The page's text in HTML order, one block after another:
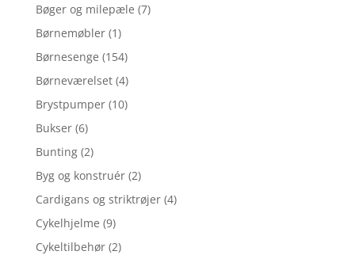
Bøger og milepæle (7)
Børnemøbler (1)
Børnesenge (154)
Børneværelset (4)
Brystpumper (10)
Bukser (6)
Bunting (2)
Byg og konstruér (2)
Cardigans og striktrøjer (4)
Cykelhjelme (9)
Cykeltilbehør (2)